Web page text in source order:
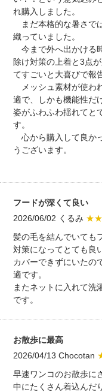
れ購入しました。
まだ本格的な暑さで
織っていました。
今まで外へ出かける
除け対策の上着と3点
てすごいと大喜びで報
メッシュ素材が使わ
適で、しかも機能性だ
姿がふわふわ揺れてと
す。
心から購入して良か
うございます。
フードが深くて良い
2026/06/02 くるみ
髪の毛を結んでいても
対策になってとても良
カバーできずにいたの
適です。
またネットに入れて洗
です。
お散歩に最高
2026/04/13 Chocotan
早速ワンコのお散歩に
中にたくさん着込んだ